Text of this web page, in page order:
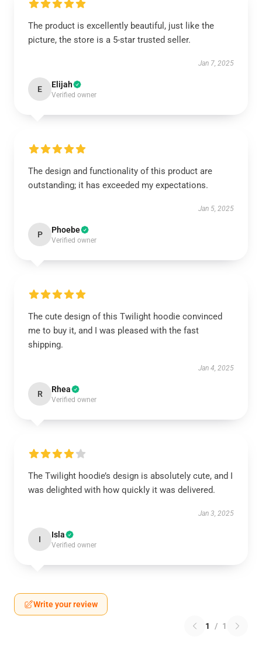
The product is excellently beautiful, just like the
picture, the store is a 5-star trusted seller.
Jan 7, 2025
E Elijah
Verified owner
The design and functionality of this product are
outstanding; it has exceeded my expectations.
Jan 5, 2025
P Phoebe
Verified owner
The cute design of this Twilight hoodie convinced
me to buy it, and I was pleased with the fast
shipping.
Jan 4, 2025
R Rhea
Verified owner
The Twilight hoodie’s design is absolutely cute, and I
was delighted with how quickly it was delivered.
Jan 3, 2025
I Isla
Verified owner
Write your review
1 / 1